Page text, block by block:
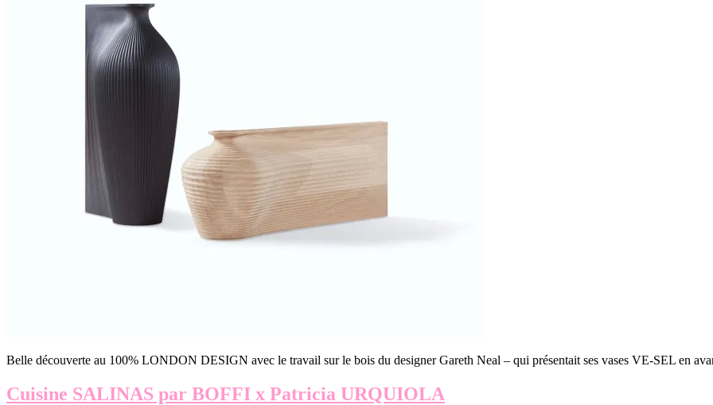
Belle découverte au 100% LONDON DESIGN avec le travail sur le bois du designer Gareth Neal – qui présentait ses vases VE-SEL en
Cuisine SALINAS par BOFFI x Patricia URQUIOLA